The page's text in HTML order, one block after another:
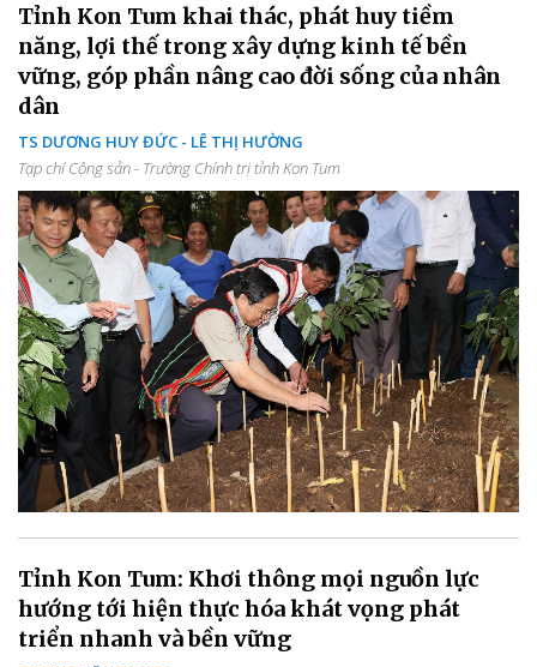
Tỉnh Kon Tum khai thác, phát huy tiềm
năng, lợi thế trong xây dựng kinh tế bền
vững, góp phần nâng cao đời sống của nhân
dân
TS DƯƠNG HUY ĐỨC - LÊ THỊ HƯỜNG
Tạp chí Cộng sản - Trường Chính trị tỉnh Kon Tum
Tỉnh Kon Tum: Khơi thông mọi nguồn lực
hướng tới hiện thực hóa khát vọng phát
triển nhanh và bền vững